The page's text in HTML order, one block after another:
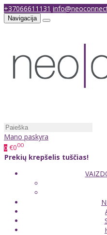
+37066611131
Navigacija
Mano paskyra
0 €000
Prekių krepšelis tuščias!